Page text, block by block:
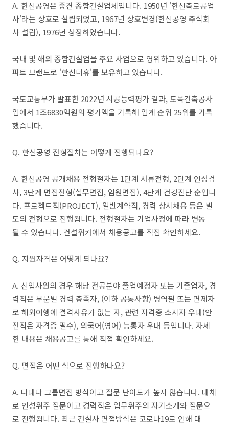
​A. 한신공영은 중견 종합건설업체입니다. 1950년 '한신축로공업
사'라는 상호로 설립되었고, 1967년 상호변경(한신공영 주식회
사 설립), 1976년 상장하였습니다.
국내 및 해외 종합건설업을 주요 사업으로 영위하고 있습니다. 아
파트 브랜드로 '한신더휴'를 보유하고 있습니다.
국토교통부가 발표한 2022년 시공능력평가 결과, 토목건축공사
업에서 1조6830억원의 평가액을 기록해 업계 순위 25위를 기록
했습니다.
​Q. 한신공영 전형절차는 어떻게 진행되나요?
​A. 한신공영 공개채용 전형절차는 1단계 서류전형, 2단계 인성검
사, 3단계 면접전형(실무면접, 임원면접), 4단계 건강진단 순입니
다. 프로젝트직(PROJECT), 일반계약직, 경력 상시채용 등은 별
도의 전형으로 진행됩니다. 전형절차는 기업사정에 따라 변동
될 수 있습니다. 건설워커에서 채용공고를 직접 확인하세요.
​Q. 지원자격은 어떻게 되나요?
A. 신입사원의 경우 해당 전공분야 졸업예정자 또는 기졸업자, 경
력직은 부문별 경력 충족자, (이하 공통사항) 병역필 또는 면제자
로 해외여행에 결격사유가 없는 자, 관련 자격증 소지자 우대(안
전직은 자격증 필수), 외국어(영어) 능통자 우대 등입니다. 자세
한 내용은 채용공고를 통해 직접 확인하세요.
Q. 면접은 어떤 식으로 진행하나요?
A. 다대다 그룹면접 방식이고 질문 난이도가 높지 않습니다. 대체
로 인성위주 질문이고 경력직은 업무위주의 자기소개와 질문으
로 진행됩니다. 최근 건설사 면접방식은 코로나19로 인해 대